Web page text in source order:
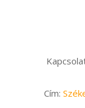
Cím: